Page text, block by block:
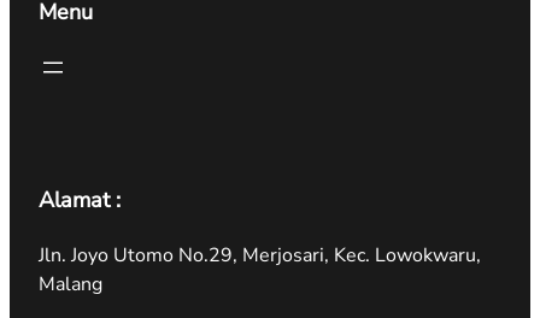
Menu
Alamat :
Jln. Joyo Utomo No.29, Merjosari, Kec. Lowokwaru,
Malang